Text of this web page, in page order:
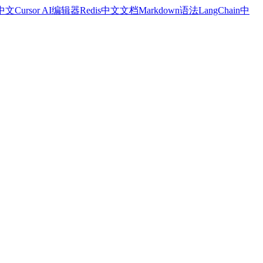
文Cursor AI编辑器Redis中文文档Markdown语法LangChain中